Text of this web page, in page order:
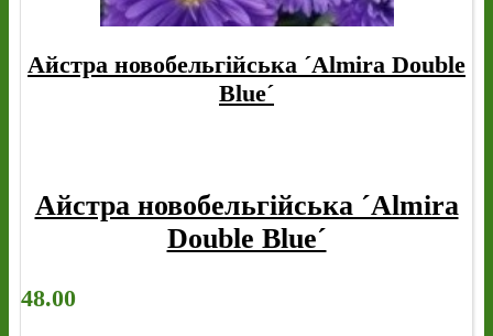
Айстра новобельгійська ´Almira Double
Blue´
Айстра новобельгійська ´Almira
Double Blue´
48.00